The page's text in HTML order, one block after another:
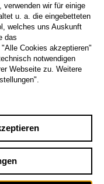
verwenden wir für einige
u. a. die eingebetteten
welches uns Auskunft
das
Cookies akzeptieren"
notwendigen
Webseite zu. Weitere